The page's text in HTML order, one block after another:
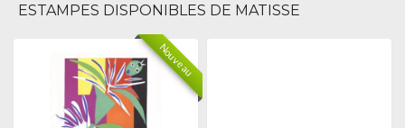
ESTAMPES DISPONIBLES DE MATISSE
Nouveau